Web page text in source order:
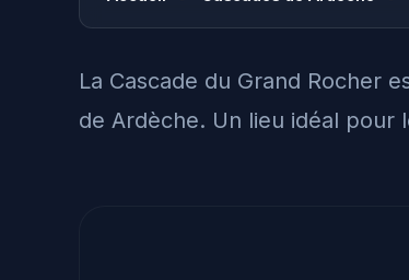
La Cascade du Grand Rocher
de Ardèche. Un lieu idéal pour